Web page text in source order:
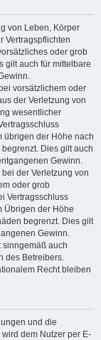
von Leben, Körper
Vertragspflichten
oder grob
gilt auch für mittelbare
vorsätzlichem oder
der Verletzung von
wesentlicher
übrigen der Höhe nach
Dies gilt auch
Gewinn.
der Verletzung von
oder grob
Vertragsschluss
Übrigen der Höhe
begrenzt. Dies gilt
Gewinn.
sinngemäß auch
des Betreibers.
Recht bleiben
und die
dem Nutzer per E-